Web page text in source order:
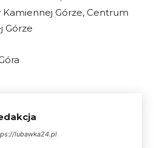
Kamiennej Górze, Centrum
Górze
lubawka24.pl